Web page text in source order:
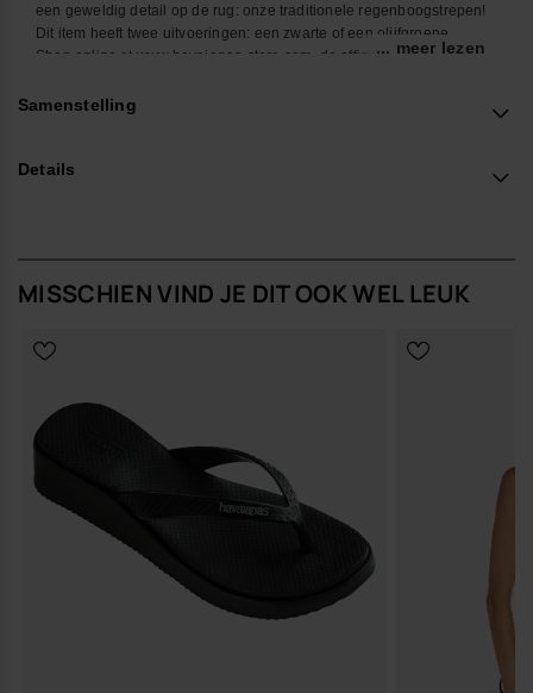
een geweldig detail op de rug: onze traditionele regenboogstrepen!
Dit item heeft twee uitvoeringen: een zwarte of een olijfgroene.
Shop online at www.havaianas-store.com, de officiële Havaianas-
... meer lezen
Samenstelling
Details
MISSCHIEN VIND JE DIT OOK WEL LEUK